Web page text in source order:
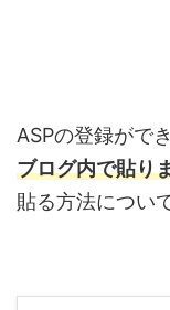
ASPの登録がで
ブログ内で貼り
貼る方法につい